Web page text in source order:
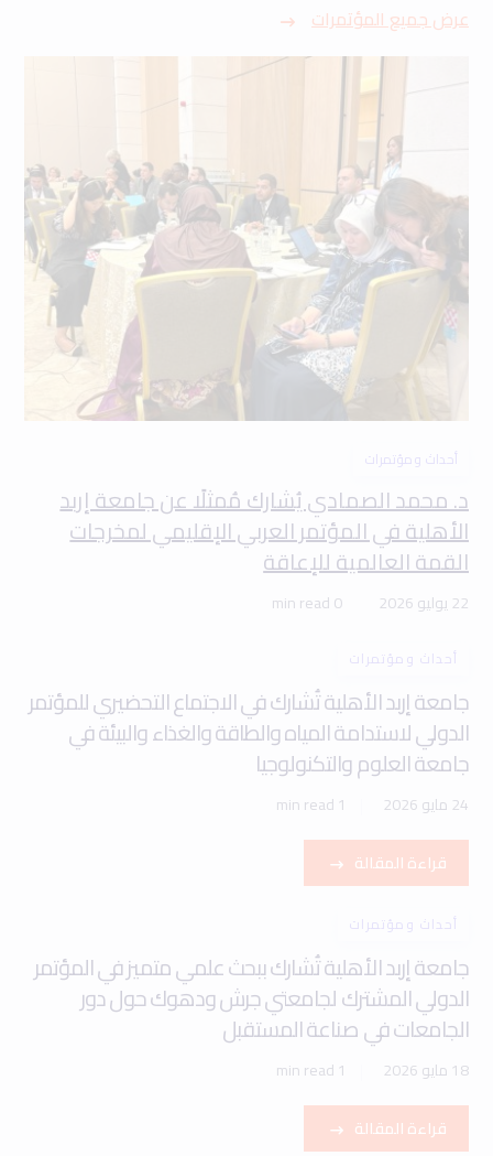
عرض جميع المؤتمرات
أحداث ومؤتمرات
د. محمد الصمادي يُشارك مُمثلًا عن جامعة إربد
الأهلية في المؤتمر العربي الإقليمي لمخرجات
القمة العالمية للإعاقة
22 يوليو 2026 0 min read
أحداث ومؤتمرات
جامعة إربد الأهلية تُشارك في الاجتماع التحضيري للمؤتمر
الدولي لاستدامة المياه والطاقة والغذاء والبيئة في
جامعة العلوم والتكنولوجيا
24 مايو 2026 1 min read
قراءة المقالة
أحداث ومؤتمرات
جامعة إربد الأهلية تُشارك ببحث علمي متميز في المؤتمر
الدولي المشترك لجامعتي جرش ودهوك حول دور
الجامعات في صناعة المستقبل
18 مايو 2026 1 min read
قراءة المقالة